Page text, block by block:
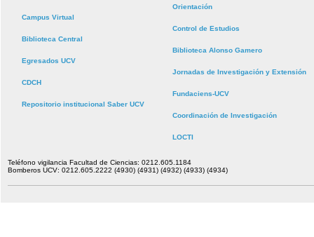
Campus Virtual
Biblioteca Central
Egresados UCV
CDCH
Repositorio institucional Saber UCV
Orientación
Control de Estudios
Biblioteca Alonso Gamero
Jornadas de Investigación y Extensión
Fundaciens-UCV
Coordinación de Investigación
LOCTI
Teléfono vigilancia Facultad de Ciencias: 0212.605.1184
Bomberos UCV: 0212.605.2222 (4930) (4931) (4932) (4933) (4934)